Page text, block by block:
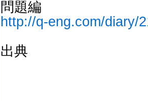
問題編
http://q-eng.com/diary/
出典